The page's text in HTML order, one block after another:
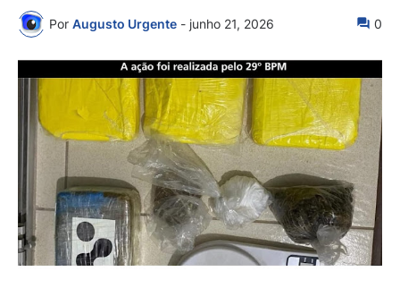
Por Augusto Urgente - junho 21, 2026 0